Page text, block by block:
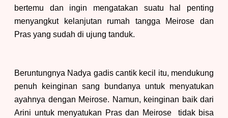
bertemu dan ingin mengatakan suatu hal penting
menyangkut kelanjutan rumah tangga Meirose dan
Pras yang sudah di ujung tanduk.
Beruntungnya Nadya gadis cantik kecil itu, mendukung
penuh keinginan sang bundanya untuk menyatukan
ayahnya dengan Meirose. Namun, keinginan baik dari
Arini untuk menyatukan Pras dan Meirose tidak bisa